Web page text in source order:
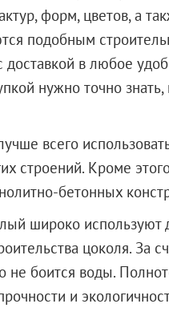
форм, цветов, а
подобным
доставкой в любое
нужно точно
всего
строений. Кроме
бетонных
широко используют
цоколя. За
не боится воды.
и